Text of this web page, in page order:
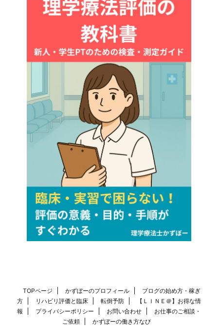
TOPページ かずぼーのプロフィール
ブログの始め方・稼ぎ
方
リハビリ評価と臨床 転倒予防
【ＬＩＮＥ＠】お得な情
報
プライバシーポリシー お問い合わせ
お仕事のご相談・
ご依頼
かずぼーの働き方なび